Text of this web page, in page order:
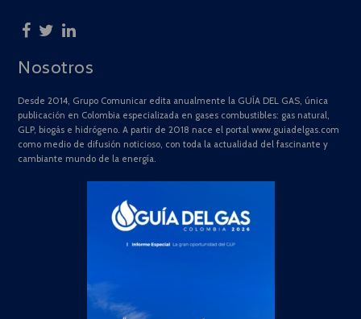
Nosotros
Desde 2014, Grupo Comunicar edita anualmente la GUÍA DEL GAS, única
publicación en Colombia especializada en gases combustibles: gas natural,
GLP, biogás e hidrógeno. A partir de 2018 nace el portal www.guiadelgas.com
como medio de difusión noticioso, con toda la actualidad del fascinante y
cambiante mundo de la energía.